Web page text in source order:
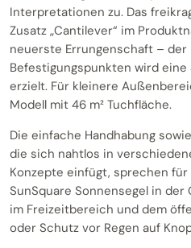
Interpretationen zu. Das
Zusatz „Cantilever“ im
neuerste Errungenschaft – der
Befestigungspunkten wird eine
erzielt. Für kleinere
Modell mit 46 m² Tuchfläche.
Die einfache Handhabung
die sich nahtlos in
Konzepte einfügt, sprechen
SunSquare Sonnensegel in
im Freizeitbereich und dem
oder Schutz vor Regen auf